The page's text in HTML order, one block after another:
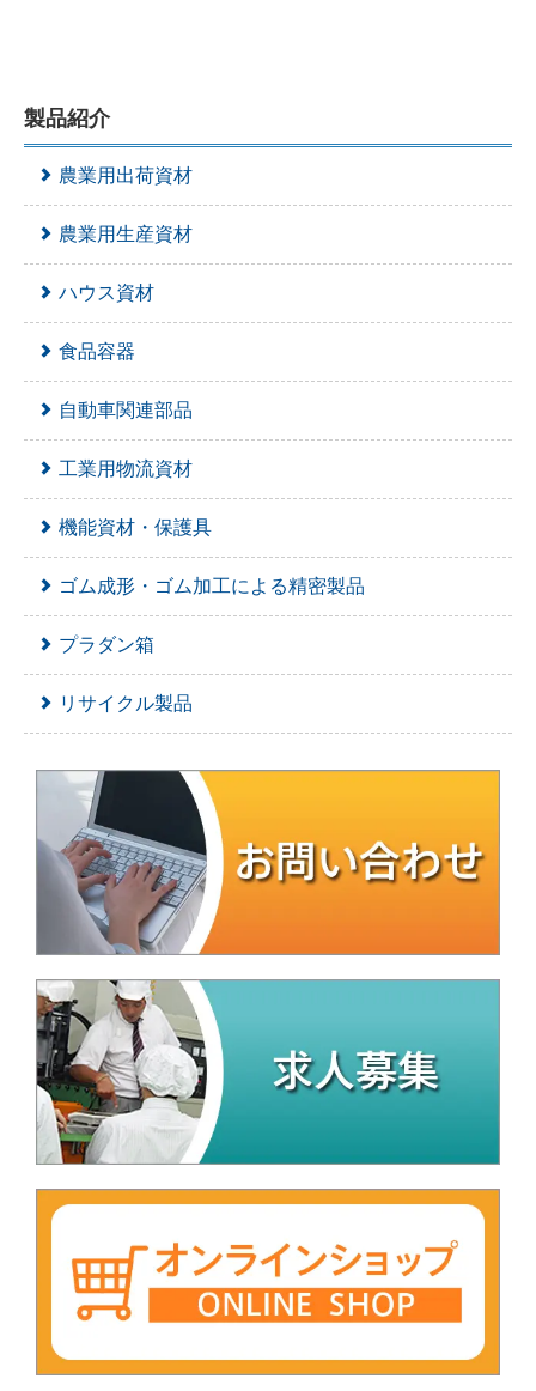
製品紹介
農業用出荷資材
農業用生産資材
ハウス資材
食品容器
自動車関連部品
工業用物流資材
機能資材・保護具
ゴム成形・ゴム加工による精密製品
プラダン箱
リサイクル製品